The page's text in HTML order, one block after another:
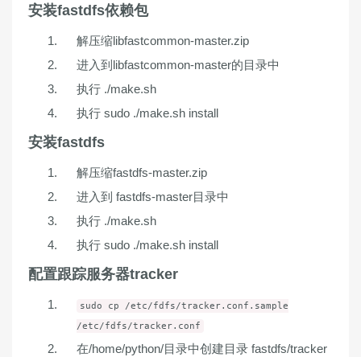
安装fastdfs依赖包
解压缩libfastcommon-master.zip
进入到libfastcommon-master的目录中
执行 ./make.sh
执行 sudo ./make.sh install
安装fastdfs
解压缩fastdfs-master.zip
进入到 fastdfs-master目录中
执行 ./make.sh
执行 sudo ./make.sh install
配置跟踪服务器tracker
sudo cp /etc/fdfs/tracker.conf.sample
/etc/fdfs/tracker.conf
在/home/python/目录中创建目录 fastdfs/tracker